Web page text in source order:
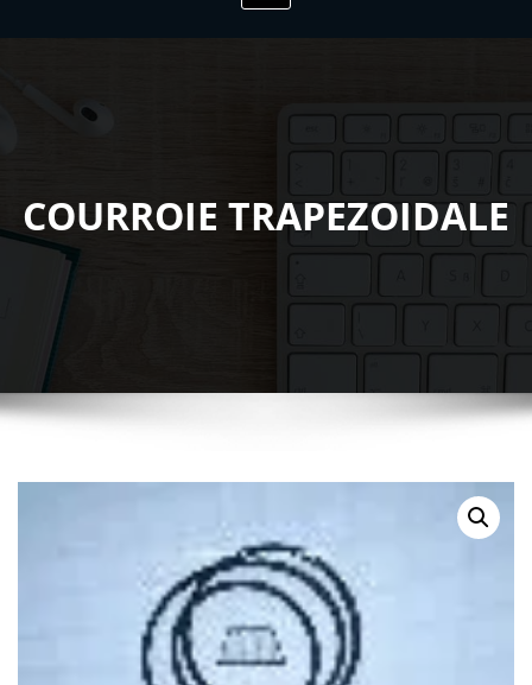
COURROIE TRAPEZOIDALE